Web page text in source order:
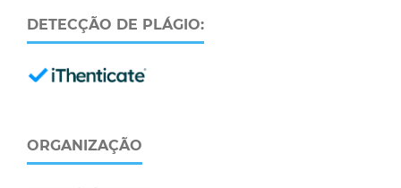
DETECÇÃO DE PLÁGIO:
ORGANIZAÇÃO